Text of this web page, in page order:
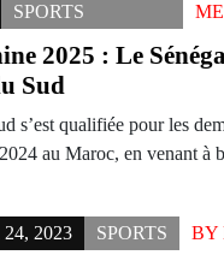
SPORTS
2025 : Le
Sud
s’est qualifiée pour les
au Maroc, en venant à
2023 SPORTS BY